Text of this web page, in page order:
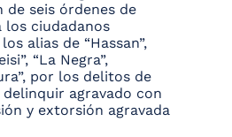
de seis órdenes de
ciudadanos
alias de “Hassan”,
“La Negra”,
por los delitos de
agravado con
y extorsión agravada